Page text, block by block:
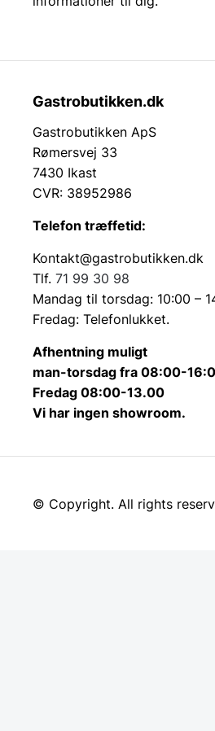
Gastrobutikken.dk
Gastrobutikken ApS
Rømersvej 33
7430 Ikast
CVR: 38952986
Telefon træffetid:
Kontakt@gastrobutikken.dk
Tlf. 71 99 30 98
Mandag til torsdag: 10:00 –
Fredag: Telefonlukket.
Afhentning muligt
man-torsdag fra 08:00-
Fredag 08:00-13.00
Vi har ingen showroom.
© Copyright. All rights